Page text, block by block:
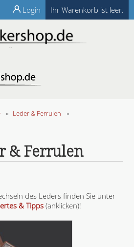
Ihr Warenkorb ist leer.
Login
» Leder & Ferrulen
»
& Ferrulen
des Leders finden Sie unter
& Tipps(anklicken)!